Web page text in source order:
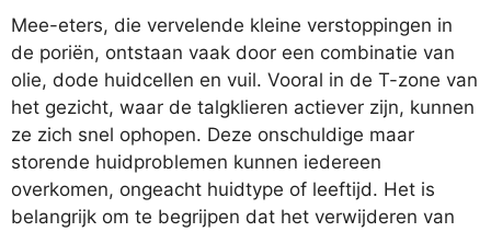
Mee-eters, die vervelende kleine verstoppingen in
de poriën, ontstaan vaak door een combinatie van
olie, dode huidcellen en vuil. Vooral in de T-zone van
het gezicht, waar de talgklieren actiever zijn, kunnen
ze zich snel ophopen. Deze onschuldige maar
storende huidproblemen kunnen iedereen
overkomen, ongeacht huidtype of leeftijd. Het is
belangrijk om te begrijpen dat het verwijderen van